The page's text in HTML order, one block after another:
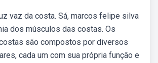
vaz da costa. Sá, marcos felipe silva
dos músculos das costas. Os
são compostos por diversos
cada um com sua própria função e